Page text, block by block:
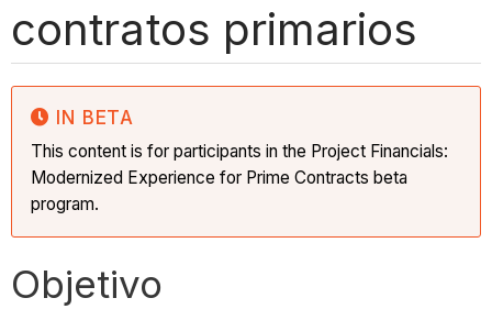
contratos primarios
IN BETA
This content is for participants in the Project Financials:
Modernized Experience for Prime Contracts beta
program.
Objetivo